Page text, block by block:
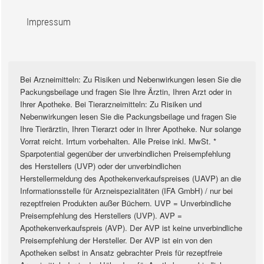
Impressum
Bei Arzneimitteln: Zu Risiken und Nebenwirkungen lesen Sie die
Packungsbeilage und fragen Sie Ihre Ärztin, Ihren Arzt oder in
Ihrer Apotheke. Bei Tierarzneimitteln: Zu Risiken und
Nebenwirkungen lesen Sie die Packungsbeilage und fragen Sie
Ihre Tierärztin, Ihren Tierarzt oder in Ihrer Apotheke. Nur solange
Vorrat reicht. Irrtum vorbehalten. Alle Preise inkl. MwSt. *
Sparpotential gegenüber der unverbindlichen Preisempfehlung
des Herstellers (UVP) oder der unverbindlichen
Herstellermeldung des Apothekenverkaufspreises (UAVP) an die
Informationsstelle für Arzneispezialitäten (IFA GmbH) / nur bei
rezeptfreien Produkten außer Büchern. UVP = Unverbindliche
Preisempfehlung des Herstellers (UVP). AVP =
Apothekenverkaufspreis (AVP). Der AVP ist keine unverbindliche
Preisempfehlung der Hersteller. Der AVP ist ein von den
Apotheken selbst in Ansatz gebrachter Preis für rezeptfreie